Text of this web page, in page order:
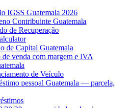
IGSS Guatemala 2026
Contribuinte Guatemala
de Recuperação
de Capital Guatemala
venda com margem e IVA
de Veículo
pessoal Guatemala — parcela,